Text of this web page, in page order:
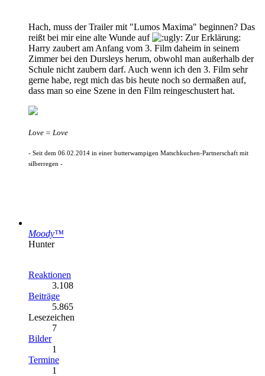
Hach, muss der Trailer mit "Lumos Maxima" beginnen? Das
reißt bei mir eine alte Wunde auf
Zur Erklärung:
Harry zaubert am Anfang vom 3. Film daheim in seinem
Zimmer bei den Dursleys herum, obwohl man außerhalb der
Schule nicht zaubern darf. Auch wenn ich den 3. Film sehr
gerne habe, regt mich das bis heute noch so dermaßen auf,
dass man so eine Szene in den Film reingeschustert hat.
Love = Love
- Seit dem 06.02.2014 in einer butterwampigen Matschkuchen-Partnerschaft mit
silberregen -
Moody™
Hunter
Reaktionen
3.108
Beiträge
5.865
Lesezeichen
7
Bilder
1
Termine
1